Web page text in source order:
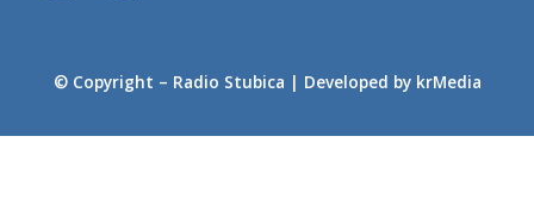
© Copyright – Radio Stubica | Developed by krMedia